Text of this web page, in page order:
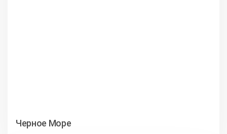
Черное Море